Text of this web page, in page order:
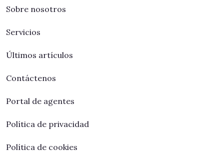
Sobre nosotros
Servicios
Últimos artículos
Contáctenos
Portal de agentes
Política de privacidad
Política de cookies